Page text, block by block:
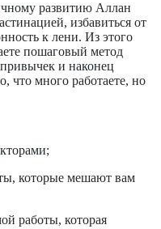
развитию Аллан
избавиться от
к лени. Из этого
пошаговый метод
и наконец
что много работаете, но
которые мешают вам
работы, которая